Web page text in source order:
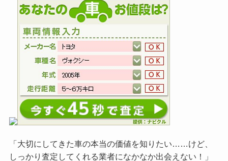
「大切にしてきた車の本当の価値を知りたい……けど、
しっかり査定してくれる業者になかなか出会えない！」